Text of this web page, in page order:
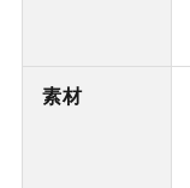
素材